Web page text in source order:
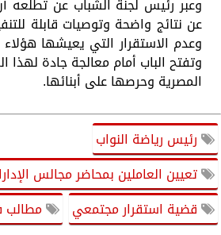
وعبر رئيس لجنة الشباب عن تطلعه
عن نتائج واضحة وتوصيات قابلة
وعدم الاستقرار التي يعيشها
وتفتح الباب أمام معالجة جادة لهذا
المصرية وحرصها على أبنائها.
رئيس رياضة النواب
تعيين العاملين بمحاضر مجالس
قضية استقرار مجتمعي
مطالب